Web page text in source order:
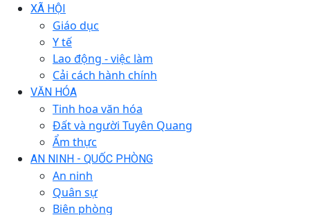
XÃ HỘI
Giáo dục
Y tế
Lao động - việc làm
Cải cách hành chính
VĂN HÓA
Tinh hoa văn hóa
Đất và người Tuyên Quang
Ẩm thực
AN NINH - QUỐC PHÒNG
An ninh
Quân sự
Biên phòng